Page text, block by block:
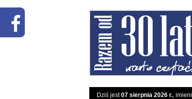
Dziś jest07 sierpnia 2026 r.,